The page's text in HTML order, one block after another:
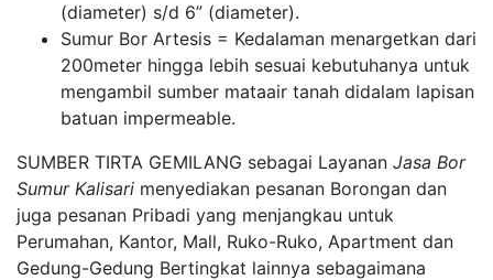
(diameter) s/d 6” (diameter).
Sumur Bor Artesis = Kedalaman menargetkan dari
200meter hingga lebih sesuai kebutuhanya untuk
mengambil sumber mataair tanah didalam lapisan
batuan impermeable.
SUMBER TIRTA GEMILANG sebagai Layanan Jasa Bor
Sumur Kalisari menyediakan pesanan Borongan dan
juga pesanan Pribadi yang menjangkau untuk
Perumahan, Kantor, Mall, Ruko-Ruko, Apartment dan
Gedung-Gedung Bertingkat lainnya sebagaimana